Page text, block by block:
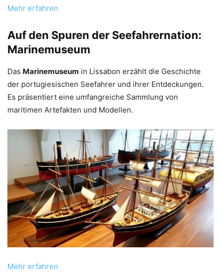
Mehr erfahren
Auf den Spuren der Seefahrernation:
Marinemuseum
Das Marinemuseum in Lissabon erzählt die Geschichte
der portugiesischen Seefahrer und ihrer Entdeckungen.
Es präsentiert eine umfangreiche Sammlung von
maritimen Artefakten und Modellen.
Mehr erfahren